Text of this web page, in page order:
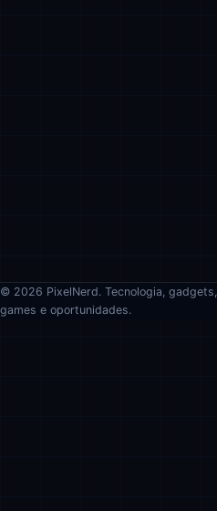
© 2026 PixelNerd. Tecnologia,
games e oportunidades.